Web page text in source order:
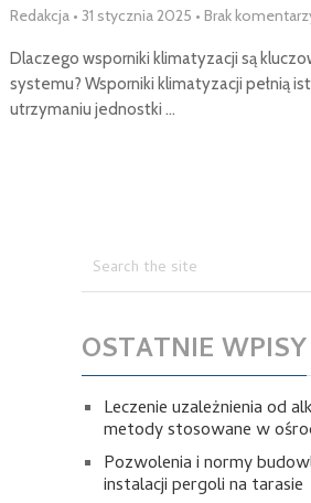
Redakcja • 31 stycznia 2025 • Brak
Dlaczego wsporniki klimatyzacji są
systemu? Wsporniki klimatyzacji pełnią
utrzymaniu jednostki …
OSTATNIE WPISY
Leczenie uzależnienia od
metody stosowane w
Pozwolenia i normy
instalacji pergoli na tarasie